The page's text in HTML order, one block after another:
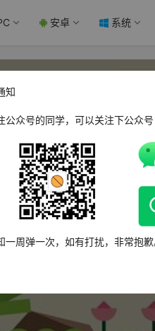
安卓 系统
知
公众号的同学，可以关注下公众
一周弹一次，如有打扰，非常抱歉